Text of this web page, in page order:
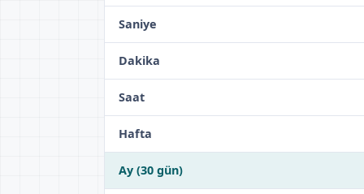
Saniye
Dakika
Saat
Hafta
Ay (30 gün)